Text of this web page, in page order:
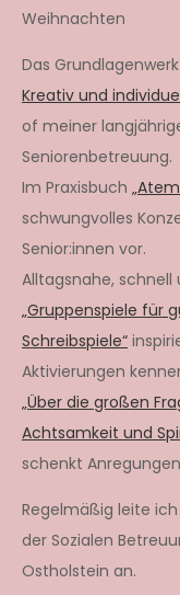
Weihnachten
Das Grundlagenwerk
Kreativ und
of meiner
Seniorenbetreuung.
Im Praxisbuch
schwungvolles
Senior:innen vor.
Alltagsnahe,
„Gruppenspiele für
Schreibspiele“
Aktivierungen
„Über die großen
Achtsamkeit und
schenkt
Regelmäßig leite
der Sozialen
Ostholstein an.